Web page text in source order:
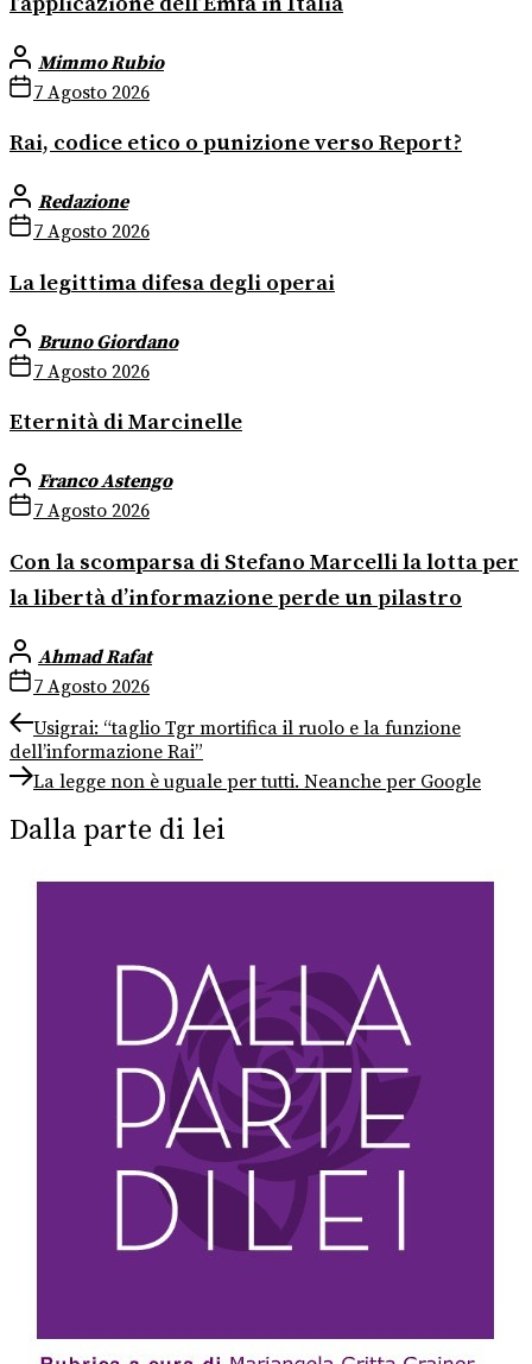
Mimmo Rubio
7 Agosto 2026
Rai, codice etico o punizione verso Report?
Redazione
7 Agosto 2026
La legittima difesa degli operai
Bruno Giordano
7 Agosto 2026
Eternità di Marcinelle
Franco Astengo
7 Agosto 2026
Con la scomparsa di Stefano Marcelli la lotta per
la libertà d’informazione perde un pilastro
Ahmad Rafat
7 Agosto 2026
Navigazione
articoli
Previous
post:
Usigrai: “taglio Tgr mortifica il ruolo e la funzione
dell’informazione Rai”
Next
post:
La legge non è uguale per tutti. Neanche per Google
Dalla parte di lei